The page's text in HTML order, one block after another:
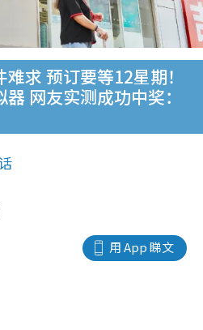
求 预订要等12星期！
网友实测成功中奖：
用 App 睇文